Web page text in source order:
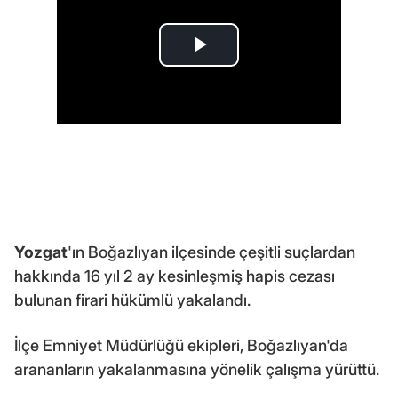
Yozgat'ın Boğazlıyan ilçesinde çeşitli suçlardan
hakkında 16 yıl 2 ay kesinleşmiş hapis cezası
bulunan firari hükümlü yakalandı.
İlçe Emniyet Müdürlüğü ekipleri, Boğazlıyan'da
arananların yakalanmasına yönelik çalışma yürüttü.